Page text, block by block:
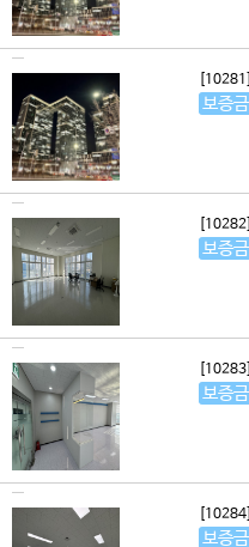
[10281]
보증금
[10282]
보증금
[10283]
보증금
[10284]
보증금